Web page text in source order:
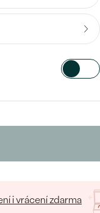
i vrácení zdarma